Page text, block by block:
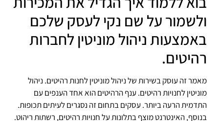
ולשמור על שם נקי לעסק שלכם
באמצעות ניהול מוניטין לחברות
רהיטים.
מאמר זה עוסק בשירות של ניהול מוניטין לחנות רהיטים. ניהול
מוניטין לחנויות רהיטים. ענף הרהיטים הוא אחד הענפים עם
התדמית הרעה ביותר. עסקים בתחום זה נסגרים לעיתים תכופות.
בנוסף, האינטרנט מוצף בתלונות על חנויות רהיטים, רשתות ריהוט.